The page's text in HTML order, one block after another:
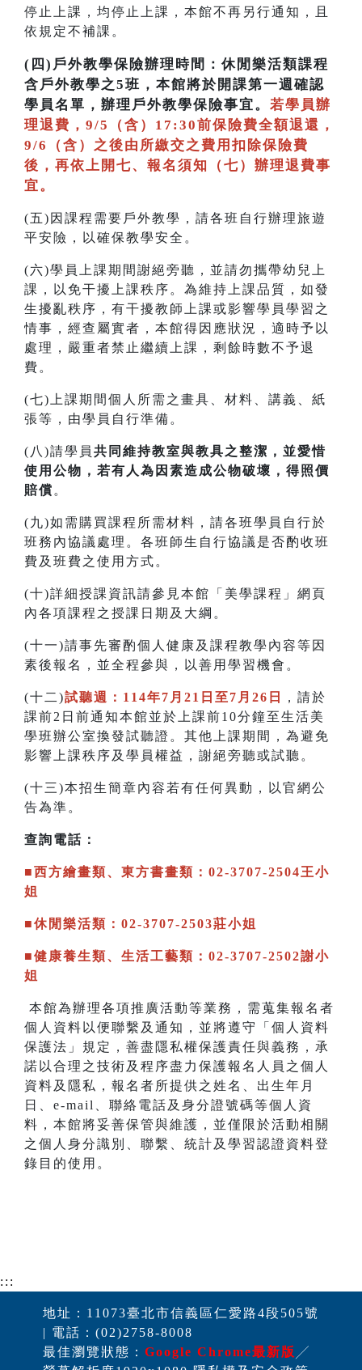
停止上課，均停止上課，本館不再另行通知，且
依規定不補課。
(四) 戶外教學保險辦理時間：休閒樂活類課程
含戶外教學之5班，本館將於開課第一週確認
學員名單，辦理戶外教學保險事宜。 若學員辦
理退費，9/5（含）17:30前保險費全額退還，
9/6（含）之後由所繳交之費用扣除保險費
後，再依上開七、報名須知（七）辦理退費事
宜。
(五)因課程需要戶外教學，請各班自行辦理旅遊
平安險，以確保教學安全。
(六)學員上課期間謝絕旁聽，並請勿攜帶幼兒上
課，以免干擾上課秩序。為維持上課品質，如發
生擾亂秩序，有干擾教師上課或影響學員學習之
情事，經查屬實者，本館得因應狀況，適時予以
處理，嚴重者禁止繼續上課，剩餘時數不予退
費。
(七)上課期間個人所需之畫具、材料、講義、紙
張等，由學員自行準備。
(八)請學員 共同維持教室與教具之整潔，並愛惜
使用公物，若有人為因素造成公物破壞，得照價
賠償 。
(九)如需購買課程所需材料，請各班學員自行於
班務內協議處理。各班師生自行協議是否酌收班
費及班費之使用方式。
(十)詳細授課資訊請參見本館「美學課程」網頁
內各項課程之授課日期及大綱。
(十一)請事先審酌個人健康及課程教學內容等因
素後報名，並全程參與，以善用學習機會。
(十二)試聽週：114年7月21日至7月26日
，請於
課前2日前通知本館並於上課前10分鐘至生活美
學班辦公室換發試聽證。其他上課期間，為避免
影響上課秩序及學員權益，謝絕旁聽或試聽。
(十三)本招生簡章內容若有任何異動，以官網公
告為準。
查詢電話：
■西方繪畫類、東方書畫類：02-3707-2504王小
姐
■休閒樂活類：02-3707-2503莊小姐
■健康養生類、生活工藝類：02-3707-2502謝小
姐
本館為辦理各項推廣活動等業務，需蒐集報名者
個人資料以便聯繫及通知，並將遵守「個人資料
保護法」規定，善盡隱私權保護責任與義務，承
諾以合理之技術及程序盡力保護報名人員之個人
資料及隱私，報名者所提供之姓名、出生年月
日、e-mail、聯絡電話及身分證號碼等個人資
料，本館將妥善保管與維護，並僅限於活動相關
之個人身分識別、聯繫、統計及學習認證資料登
錄目的使用。
:::
地址：11073臺北市信義區仁愛路4段505號
| 電話：(02)2758-8008
最佳瀏覽狀態： Google Chrome最新版 ╱